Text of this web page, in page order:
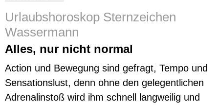
Urlaubshoroskop Sternzeichen
Wassermann
Alles, nur nicht normal
Action und Bewegung sind gefragt, Tempo und
Sensationslust, denn ohne den gelegentlichen
Adrenalinstoß wird ihm schnell langweilig und